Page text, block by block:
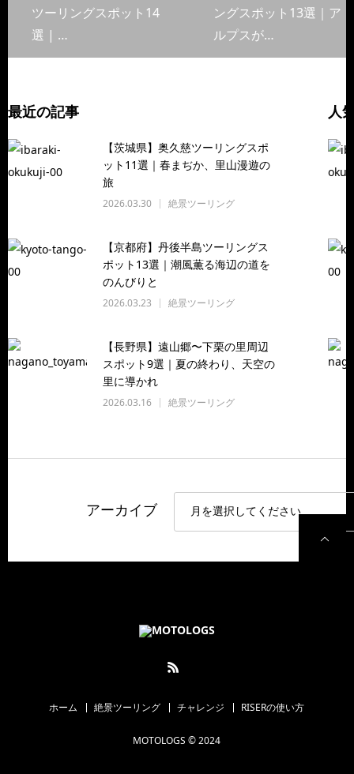
ツーリングスポット14
選 | …
ングスポット13選｜ア
ルプスが…
最近の記事
【茨城県】奥久慈ツーリングスポ
ット11選｜春まぢか、里山漫遊の
旅
2026.03.30 絶景ツーリング
【京都府】丹後半島ツーリングス
ポット13選｜潮風薫る海辺の道を
のんびりと
2026.03.23 絶景ツーリング
【長野県】遠山郷〜下栗の里周辺
スポット9選｜夏の終わり、天空の
里に導かれ
2026.03.16 絶景ツーリング
人
アーカイブ
ホーム 絶景ツーリング チャレンジ RISERの使い方
MOTOLOGS © 2024